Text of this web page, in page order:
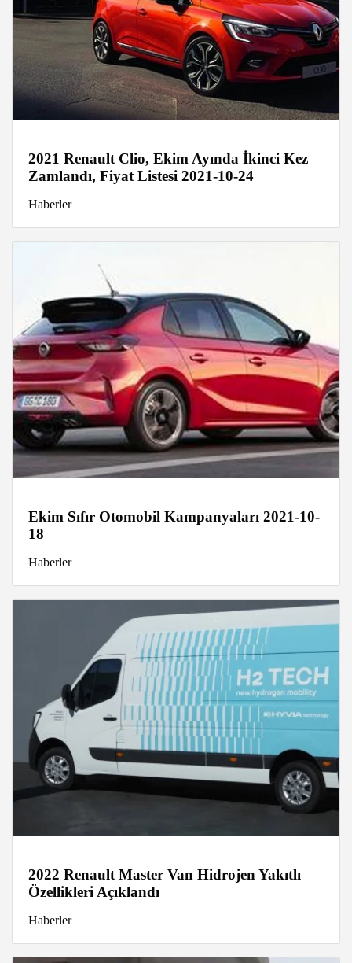
2021 Renault Clio, Ekim Ayında İkinci Kez
Zamlandı, Fiyat Listesi 2021-10-24
Haberler
Ekim Sıfır Otomobil Kampanyaları 2021-10-
18
Haberler
2022 Renault Master Van Hidrojen Yakıtlı
Özellikleri Açıklandı
Haberler